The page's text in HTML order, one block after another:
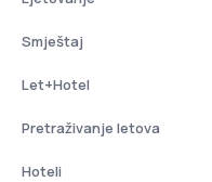
Smještaj
Let+Hotel
Pretraživanje letova
Hoteli